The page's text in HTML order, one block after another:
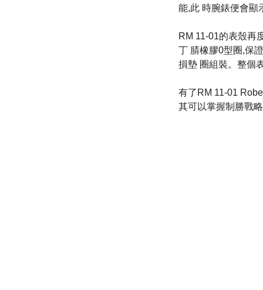
能,此 時腕錶便會顯
RM 11-01的表殼再
丁 腈橡膠0型圈,保
損墊 圈組裝。整個
有了RM 11-01
其可以掌握制勝戰